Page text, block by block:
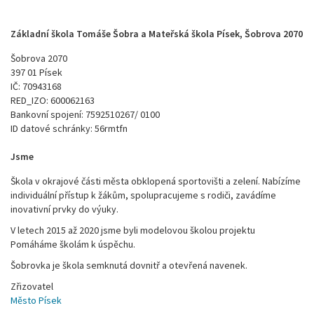
Základní škola Tomáše Šobra a Mateřská škola Písek, Šobrova 2070
Šobrova 2070
397 01 Písek
IČ: 70943168
RED_IZO: 600062163
Bankovní spojení: 7592510267/ 0100
ID datové schránky: 56rmtfn
Jsme
Škola v okrajové části města obklopená sportovišti a zelení. Nabízíme
individuální přístup k žákům, spolupracujeme s rodiči, zavádíme
inovativní prvky do výuky.
V letech 2015 až 2020 jsme byli modelovou školou projektu
Pomáháme školám k úspěchu.
Šobrovka je škola semknutá dovnitř a otevřená navenek.
Zřizovatel
Město Písek